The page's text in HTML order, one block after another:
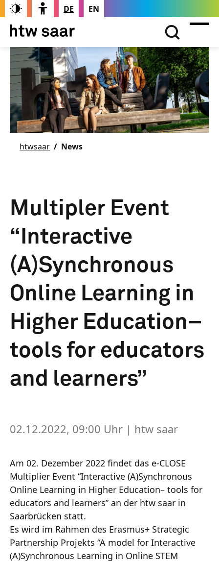
DE EN
htwsaar News
Multipler Event
“Interactive
(A)Synchronous
Online Learning in
Higher Education–
tools for educators
and learners”
02.12.2022, 09:00 Uhr | htw saar
Am 02. Dezember 2022 findet das e-CLOSE
Multiplier Event “Interactive (A)Synchronous
Online Learning in Higher Education– tools for
educators and learners” an der htw saar in
Saarbrücken statt.
Es wird im Rahmen des Erasmus+ Strategic
Partnership Projekts “A model for Interactive
(A)Synchronous Learning in Online STEM